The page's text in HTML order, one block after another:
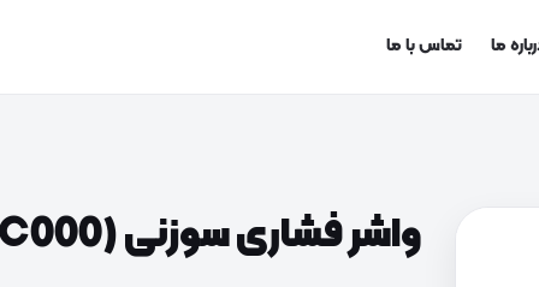
ما تماس با ما
واشر فشاری سوزنی (458184C000)